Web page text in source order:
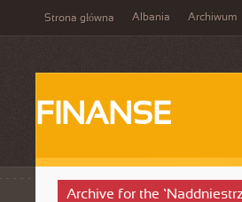
Strona główna Albania Archiwum
FINANSE
Archive for the